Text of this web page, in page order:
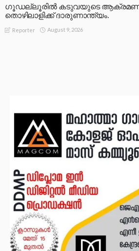
ഗൂഡല്ലൂരിൽ കടുവയുടെ
തൊഴിലാളിക്ക് ദാരുണാന്ത്യം.
Reporter August 9, 2026